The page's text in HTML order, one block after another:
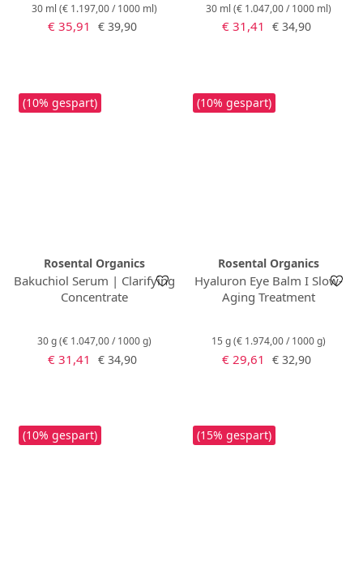
30 ml (€ 1.197,00 / 1000 ml)
Verkaufspreis:
€ 35,91 Regulärer Preis:
€ 39,90
30 ml (€ 1.047,00 / 1000 ml)
Verkaufspreis:
€ 31,41 Regulärer Preis:
€ 34,90
(10% gespart)
Rosental Organics
Bakuchiol Serum | Clarifying
Concentrate
30 g(€ 1.047,00 / 1000 g)
Verkaufspreis:
€ 31,41 Regulärer Preis:
€ 34,90
(10% gespart)
Rosental Organics
Hyaluron Eye Balm I Slow-
Aging Treatment
15 g(€ 1.974,00 / 1000 g)
Verkaufspreis:
€ 29,61 Regulärer Preis:
€ 32,90
(10% gespart) (15% gespart)